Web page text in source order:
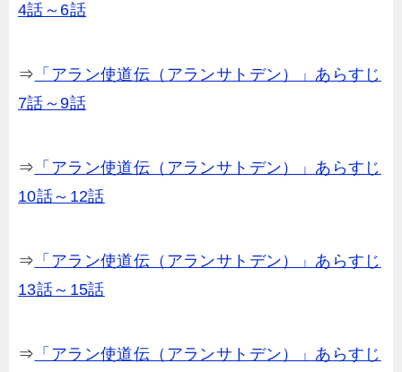
4話～6話
⇒ 「アラン使道伝（アランサトデン）」あらすじ
7話～9話
⇒ 「アラン使道伝（アランサトデン）」あらすじ
10話～12話
⇒ 「アラン使道伝（アランサトデン）」あらすじ
13話～15話
⇒ 「アラン使道伝（アランサトデン）」あらすじ